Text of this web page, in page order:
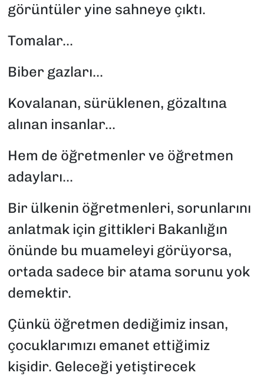
görüntüler yine sahneye çıktı.
Tomalar...
Biber gazları...
Kovalanan, sürüklenen, gözaltına
alınan insanlar...
Hem de öğretmenler ve öğretmen
adayları...
Bir ülkenin öğretmenleri, sorunlarını
anlatmak için gittikleri Bakanlığın
önünde bu muameleyi görüyorsa,
ortada sadece bir atama sorunu yok
demektir.
Çünkü öğretmen dediğimiz insan,
çocuklarımızı emanet ettiğimiz
kişidir. Geleceği yetiştirecek